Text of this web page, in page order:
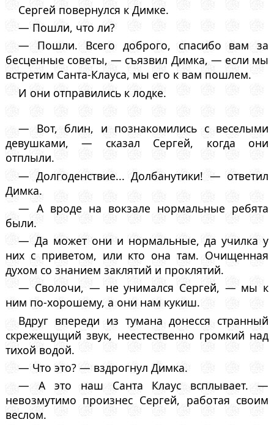
Сергей повернулся к Димке.
— Пошли, что ли?
— Пошли. Всего доброго, спасибо вам за
бесценные советы, — съязвил Димка, — если мы
встретим Санта-Клауса, мы его к вам пошлем.
И они отправились к лодке.
— Вот, блин, и познакомились с веселыми
девушками, — сказал Сергей, когда они
отплыли.
— Долгоденствие... Долбанутики! — ответил
Димка.
— А вроде на вокзале нормальные ребята
были.
— Да может они и нормальные, да училка у
них с приветом, или кто она там. Очищенная
духом со знанием заклятий и проклятий.
— Сволочи, — не унимался Сергей, — мы к
ним по-хорошему, а они нам кукиш.
Вдруг впереди из тумана донесся странный
скрежещущий звук, неестественно громкий над
тихой водой.
— Что это? — вздрогнул Димка.
— А это наш Санта Клаус всплывает. —
невозмутимо произнес Сергей, работая своим
веслом.